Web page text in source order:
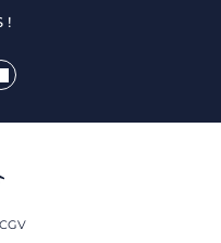
!
CGV